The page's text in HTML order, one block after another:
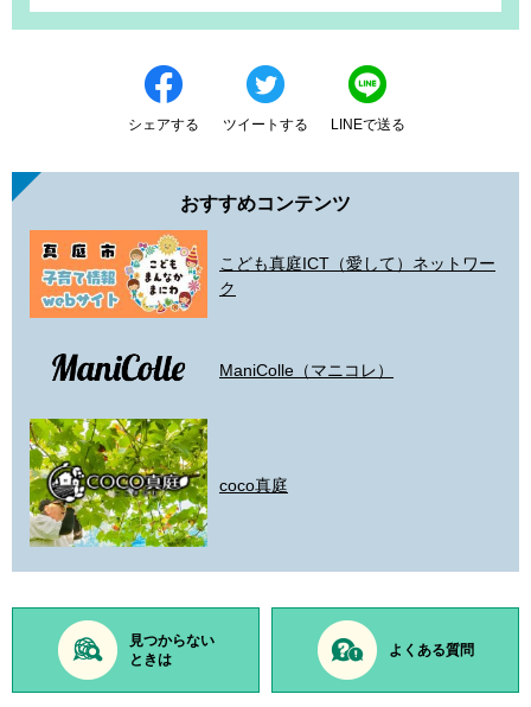
シェアする ツイートする LINEで送る
おすすめコンテンツ
こども真庭ICT（愛して）ネットワー
ク
ManiColle（マニコレ）
coco真庭
見つからない
ときは
よくある質問